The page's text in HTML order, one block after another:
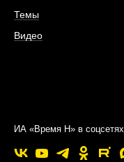
Темы
Видео
ИА «Время Н» в соцсетях